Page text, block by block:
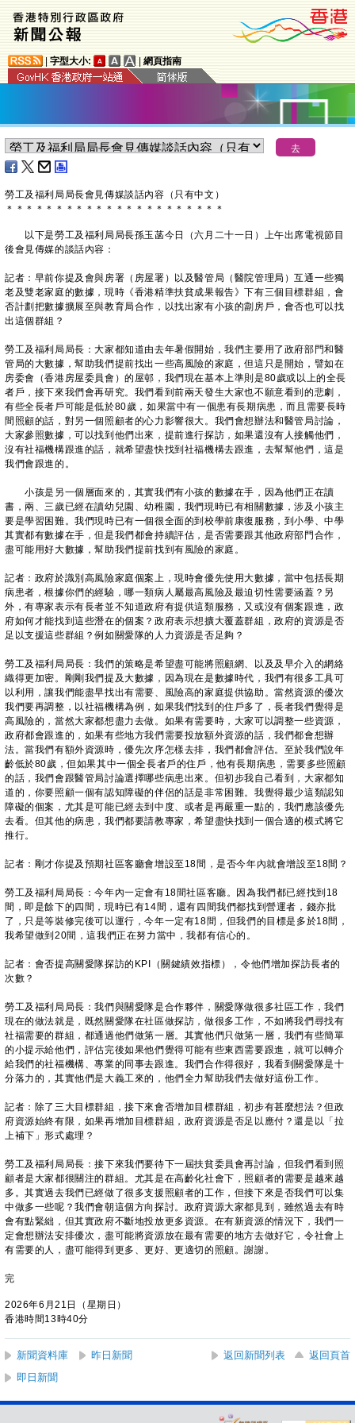
字型大小: 網頁指南
勞工及福利局局長會見傳媒談話內容（只有中文）
＊ ＊ ＊ ＊ ＊ ＊ ＊ ＊ ＊ ＊ ＊ ＊ ＊ ＊ ＊ ＊ ＊ ＊ ＊ ＊ ＊ ＊
以下是勞工及福利局局長孫玉菡今日（六月二十一日）上午出席電視節目
後會見傳媒的談話內容：
記者：早前你提及會與房署（房屋署）以及醫管局（醫院管理局）互通一些獨
老及雙老家庭的數據，現時《香港精準扶貧成果報告》下有三個目標群組，會
否計劃把數據擴展至與教育局合作，以找出家有小孩的劏房戶，會否也可以找
出這個群組？
勞工及福利局局長：大家都知道由去年暑假開始，我們主要用了政府部門和醫
管局的大數據，幫助我們提前找出一些高風險的家庭，但這只是開始，譬如在
房委會（香港房屋委員會）的屋邨，我們現在基本上準則是80歲或以上的全長
者戶，接下來我們會再研究。我們看到前兩天發生大家也不願意看到的悲劇，
有些全長者戶可能是低於80歲，如果當中有一個患有長期病患，而且需要長時
間照顧的話，對另一個照顧者的心力影響很大。我們會想辦法和醫管局討論，
大家參照數據，可以找到他們出來，提前進行探訪，如果還沒有人接觸他們，
沒有社福機構跟進的話，就希望盡快找到社福機構去跟進，去幫幫他們，這是
我們會跟進的。
小孩是另一個層面來的，其實我們有小孩的數據在手，因為他們正在讀
書，兩、三歲已經在讀幼兒園、幼稚園，我們現時已有相關數據，涉及小孩主
要是學習困難。我們現時已有一個很全面的到校學前康復服務，到小學、中學
其實都有數據在手，但是我們都會持續評估，是否需要跟其他政府部門合作，
盡可能用好大數據，幫助我們提前找到有風險的家庭。
記者：政府於識別高風險家庭個案上，現時會優先使用大數據，當中包括長期
病患者，根據你們的經驗，哪一類病人屬最高風險及最迫切性需要涵蓋？另
外，有專家表示有長者並不知道政府有提供這類服務，又或沒有個案跟進，政
府如何才能找到這些潛在的個案？政府表示想擴大覆蓋群組，政府的資源是否
足以支援這些群組？例如關愛隊的人力資源是否足夠？
勞工及福利局局長：我們的策略是希望盡可能將照顧網、以及及早介入的網絡
織得更加密。剛剛我們提及大數據，因為現在是數據時代，我們有很多工具可
以利用，讓我們能盡早找出有需要、風險高的家庭提供協助。當然資源的優次
我們要再調整，以社福機構為例，如果我們找到的住戶多了，長者我們覺得是
高風險的，當然大家都想盡力去做。如果有需要時，大家可以調整一些資源，
政府都會跟進的，如果有些地方我們需要投放額外資源的話，我們都會想辦
法。當我們有額外資源時，優先次序怎樣去排，我們都會評估。至於我們說年
齡低於80歲，但如果其中一個全長者戶的住戶，他有長期病患，需要多些照顧
的話，我們會跟醫管局討論選擇哪些病患出來。但初步我自己看到，大家都知
道的，你要照顧一個有認知障礙的伴侶的話是非常困難。我覺得最少這類認知
障礙的個案，尤其是可能已經去到中度、或者是再嚴重一點的，我們應該優先
去看。但其他的病患，我們都要請教專家，希望盡快找到一個合適的模式將它
推行。
記者：剛才你提及預期社區客廳會增設至18間，是否今年內就會增設至18間？
勞工及福利局局長：今年內一定會有18間社區客廳。因為我們都已經找到18
間，即是餘下的四間，現時已有14間，還有四間我們都找到營運者，錢亦批
了，只是等裝修完後可以運行，今年一定有18間，但我們的目標是多於18間，
我希望做到20間，這我們正在努力當中，我都有信心的。
記者：會否提高關愛隊探訪的KPI（關鍵績效指標），令他們增加探訪長者的
次數？
勞工及福利局局長：我們與關愛隊是合作夥伴，關愛隊做很多社區工作，我們
現在的做法就是，既然關愛隊在社區做探訪，做很多工作，不如將我們尋找有
社福需要的群組，都通過他們做第一層。其實他們只做第一層，我們有些簡單
的小提示給他們，評估完後如果他們覺得可能有些東西需要跟進，就可以轉介
給我們的社福機構、專業的同事去跟進。我們合作得很好，我看到關愛隊是十
分落力的，其實他們是大義工來的，他們全力幫助我們去做好這份工作。
記者：除了三大目標群組，接下來會否增加目標群組，初步有甚麼想法？但政
府資源始終有限，如果再增加目標群組，政府資源是否足以應付？還是以「拉
上補下」形式處理？
勞工及福利局局長：接下來我們要待下一屆扶貧委員會再討論，但我們看到照
顧者是大家都很關注的群組。尤其是在高齡化社會下，照顧者的需要是越來越
多。其實過去我們已經做了很多支援照顧者的工作，但接下來是否我們可以集
中做多一些呢？我們會朝這個方向探討。政府資源大家都見到，雖然過去有時
會有點緊絀，但其實政府不斷地投放更多資源。在有新資源的情況下，我們一
定會想辦法安排優次，盡可能將資源放在最有需要的地方去做好它，令社會上
有需要的人，盡可能得到更多、更好、更適切的照顧。謝謝。
完
2026年6月21日（星期日）
香港時間13時40分
新聞資料庫 昨日新聞 返回新聞列表
返回頁首
即日新聞